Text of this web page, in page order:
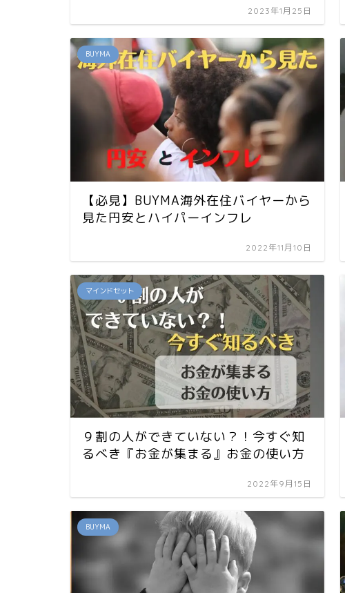
2023年1月25日
BUYMA
【必見】BUYMA海外在住バイヤーから
見た円安とハイパーインフレ
2022年11月10日
マインドセット
９割の人ができていない？！今すぐ知
るべき『お金が集まる』お金の使い方
2022年9月15日
BUYMA